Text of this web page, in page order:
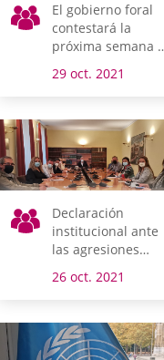
El gobierno foral
contestará la
próxima semana a
interpelaciones y
el pleno de
29 oct. 2021
Declaración
institucional ante
las agresiones
Vitoria-Gasteiz
26 oct. 2021